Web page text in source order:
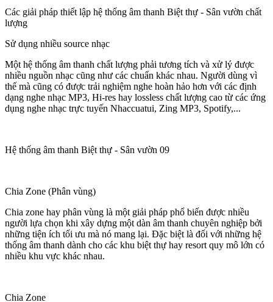
Các giải pháp thiết lập hệ thống âm thanh Biệt thự - Sân vườn chất
lượng
Sử dụng nhiều source nhạc
Một hệ thống âm thanh chất lượng phải tương tích và xử lý được
nhiều nguồn nhạc cũng như các chuẩn khác nhau. Người dùng vì
thế mà cũng có được trải nghiệm nghe hoàn hảo hơn với các định
dạng nghe nhạc MP3, Hi-res hay lossless chất lượng cao từ các ứng
dụng nghe nhạc trực tuyến Nhaccuatui, Zing MP3, Spotify,...
Hệ thống âm thanh Biệt thự - Sân vườn 09
Chia Zone (Phân vùng)
Chia zone hay phân vùng là một giải pháp phổ biến được nhiều
người lựa chọn khi xây dựng một dàn âm thanh chuyên nghiệp bởi
những tiện ích tối ưu mà nó mang lại. Đặc biệt là đối với những hệ
thống âm thanh dành cho các khu biệt thự hay resort quy mô lớn có
nhiều khu vực khác nhau.
Chia Zone